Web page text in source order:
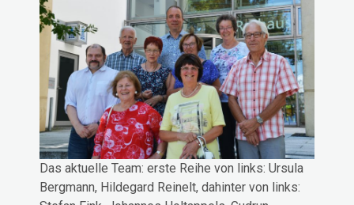
Das aktuelle Team: erste Reihe von links: Ursula
Bergmann, Hildegard Reinelt, dahinter von links: